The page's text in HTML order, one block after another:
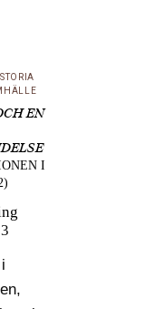
EN
I